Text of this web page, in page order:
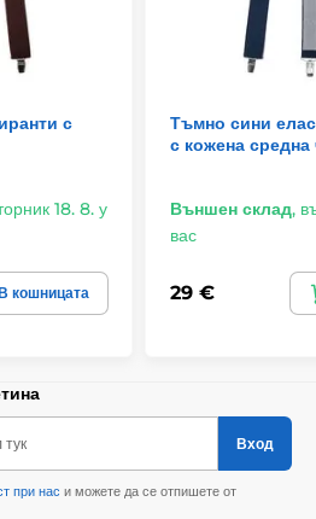
с
18. 8. у
кошницата
Тъмно сини
с кожена средна
Външен склад,
вас
29 €
Вход
при нас и можете да се отпишете от